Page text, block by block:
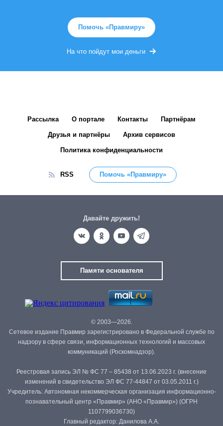
Помочь «Правмиру»
На что пойдут мои деньги
Рассылка О портале Контакты Партнёрам
Друзья и партнёры Архив сервисов
Политика конфиденциальности
RSS Помочь «Правмиру»
Давайте дружить!
Памяти основателя
© 2003—2026.
Сетевое издание Правмир зарегистрировано в Федеральной службе по
надзору в сфере связи, информационных технологий и массовых
коммуникаций (Роскомнадзор).
Реестровая запись ЭЛ № ФС 77 – 85438 от 13.06.2023 г. (внесение
изменений в свидетельство ЭЛ ФС 77-44847 от 03.05.2011 г.)
Учредитель: Автономная некоммерческая организация информационно-
познавательный центр «Правмир» (АНО «Правмир») (ОГРН
1107799036730)
Главный редактор: Данилова А.А.